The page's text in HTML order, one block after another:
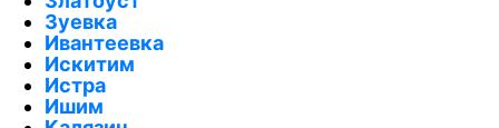
Зуевка
Ивантеевка
Искитим
Истра
Ишим